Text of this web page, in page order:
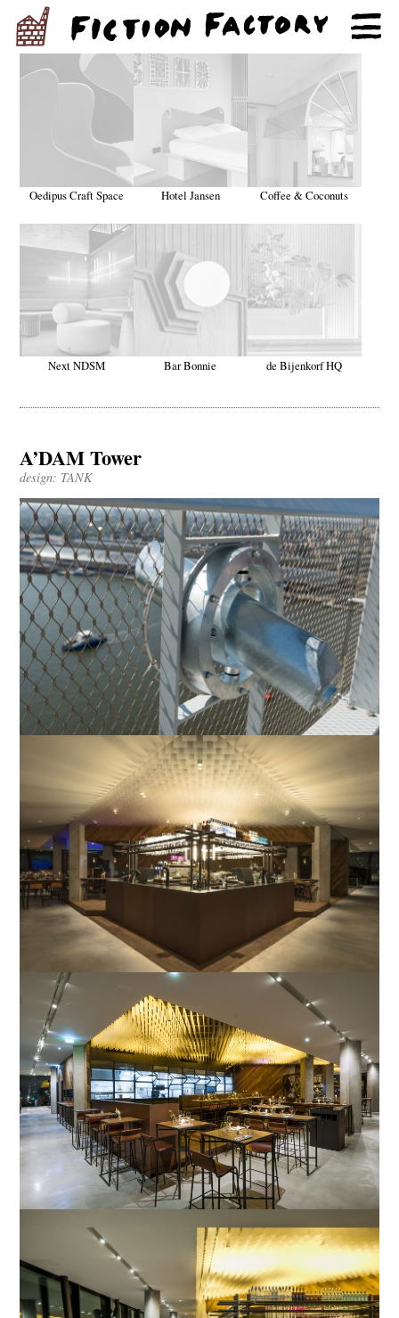
Oedipus Craft Space Hotel Jansen Coffee & Coconuts
Next NDSM Bar Bonnie de Bijenkorf HQ
A’DAM Tower
design: TANK